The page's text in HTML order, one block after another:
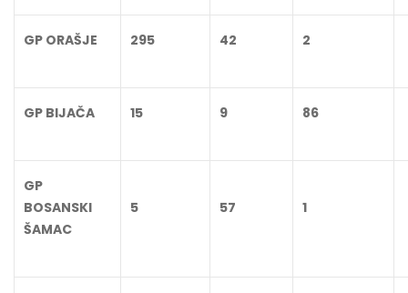
GP ORAŠJE 295 42 2
GP BIJAČA 15 9 86
GP
BOSANSKI
ŠAMAC
5 57 1